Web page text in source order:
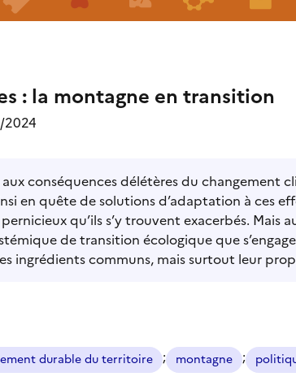
: la montagne en transition
2024
conséquences délétères du changement
en quête de solutions d’adaptation à ces
qu’ils s’y trouvent exacerbés. Mais
de transition écologique que
ingrédients communs, mais surtout leur
durable du territoire ; montagne ;